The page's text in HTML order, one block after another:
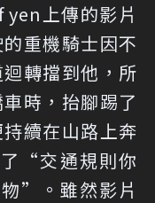
上傳的影片
重機騎士因不
轉擋到他，所
時，抬腳踢了
續在山路上奔
“交通規則你
”。雖然影片